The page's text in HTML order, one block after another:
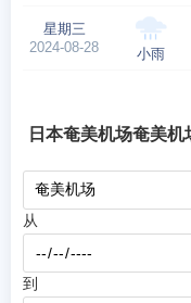
星期三
2024-08-28
小雨
日本奄美机场奄美
从
到